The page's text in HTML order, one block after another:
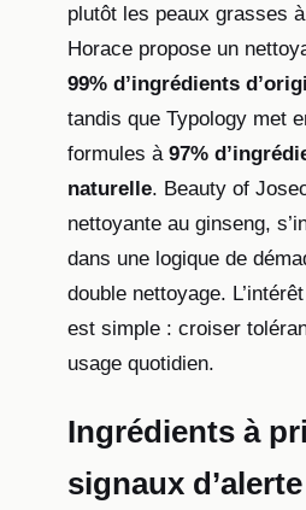
plutôt les peaux grasses
Horace propose un
99% d’ingrédients
tandis que Typology met
formules à 97%
naturelle. Beauty of
nettoyante au ginseng,
dans une logique de
double nettoyage.
est simple : croiser
usage quotidien.
Ingrédients à
signaux d’alerte